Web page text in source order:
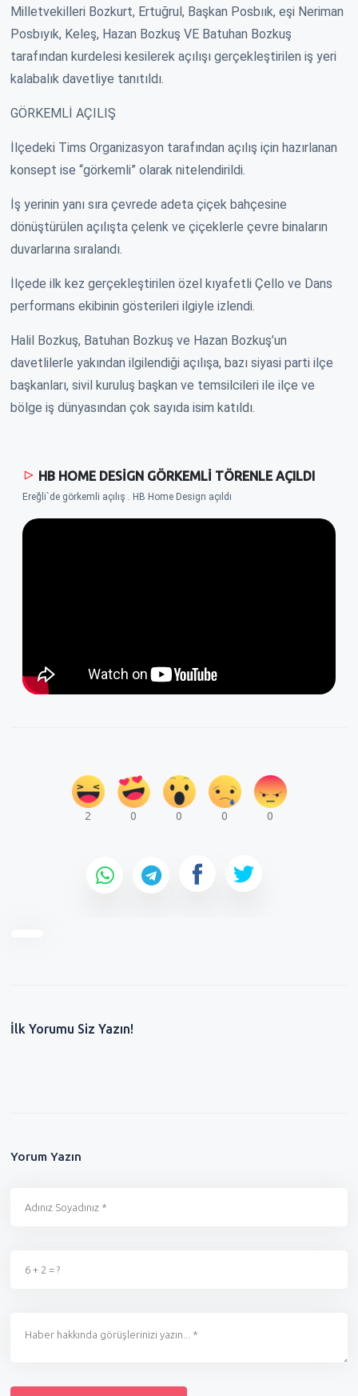
Milletvekilleri Bozkurt, Ertuğrul, Başkan Posbıık, eşi Neriman
Posbıyık, Keleş, Hazan Bozkuş VE Batuhan Bozkuş
tarafından kurdelesi kesilerek açılışı gerçekleştirilen iş yeri
kalabalık davetliye tanıtıldı.
GÖRKEMLİ AÇILIŞ
İlçedeki Tims Organizasyon tarafından açılış için hazırlanan
konsept ise “görkemli” olarak nitelendirildi.
İş yerinin yanı sıra çevrede adeta çiçek bahçesine
dönüştürülen açılışta çelenk ve çiçeklerle çevre binaların
duvarlarına sıralandı.
İlçede ilk kez gerçekleştirilen özel kıyafetli Çello ve Dans
performans ekibinin gösterileri ilgiyle izlendi.
Halil Bozkuş, Batuhan Bozkuş ve Hazan Bozkuş’un
davetlilerle yakından ilgilendiği açılışa, bazı siyasi parti ilçe
başkanları, sivil kuruluş başkan ve temsilcileri ile ilçe ve
bölge iş dünyasından çok sayıda isim katıldı.
HB HOME DESİGN GÖRKEMLİ TÖRENLE AÇILDI
Ereğli`de görkemli açılış . HB Home Design açıldı
2 0 0 0 0
İlk Yorumu Siz Yazın!
Yorum Yazın